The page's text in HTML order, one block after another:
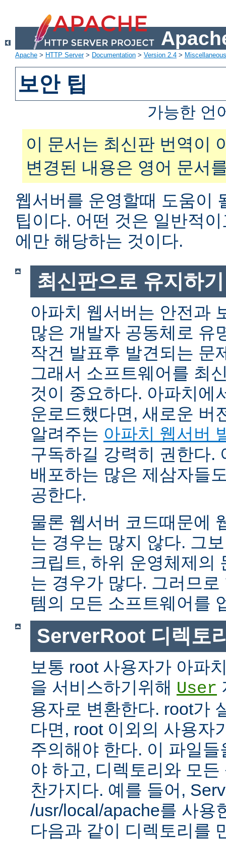
Apache > HTTP Server> Documentation > Version 2.4 >
보안 팁
가능한 언
이 문서는 최신판 번역이
변경된 내용은 영어 문서
웹서버를 운영할때 도움이
팁이다. 어떤 것은 일반적
에만 해당하는 것이다.
최신판으로 유지하기
아파치 웹서버는 안전과
많은 개발자 공동체로 유
작건 발표후 발견되는 문
그래서 소프트웨어를 최
것이 중요하다. 아파치에
운로드했다면, 새로운 버
알려주는 아파치 웹서버
구독하길 강력히 권한다.
배포하는 많은 제삼자들
공한다.
물론 웹서버 코드때문에
는 경우는 많지 않다. 그
크립트, 하위 운영체제의
는 경우가 많다. 그러므
템의 모든 소프트웨어를
ServerRoot 디렉토
보통 root 사용자가 아파
을 서비스하기위해 User
용자로 변환한다. root가
다면, root 이외의 사용자
주의해야 한다. 이 파일
야 하고, 디렉토리와 모
찬가지다. 예를 들어,
/usr/local/apache를 사용
다음과 같이 디렉토리를